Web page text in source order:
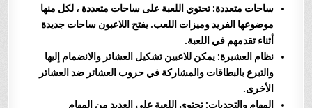
ساحات متعددة: تحتوي اللعبة على ساحات متعددة ، لكل منها
موضوعها الفريد وميزات اللعب. يفتح اللاعبون ساحات جديدة
أثناء تقدمهم في اللعبة.
نظام العشيرة: يمكن للاعبين تشكيل العشائر والانضمام إليها
والتبرع بالبطاقات والمشاركة في حروب العشائر ضد العشائر
الأخرى.
المهام والتحديات: تحتوي اللعبة على العديد من المهام